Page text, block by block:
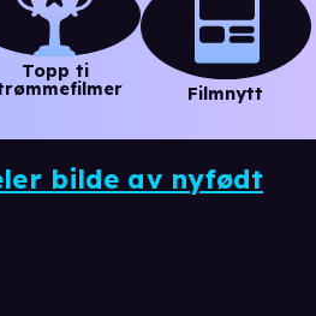
Topp ti
Filmnytt
bilde av nyfødt